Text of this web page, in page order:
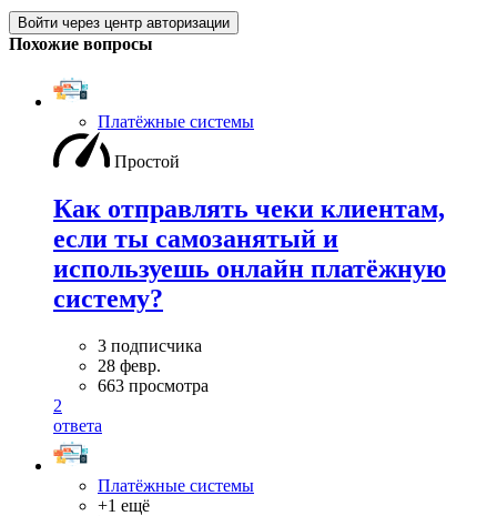
Войти через центр авторизации
Похожие вопросы
Платёжные системы
Простой
Как отправлять чеки клиентам,
если ты самозанятый и
используешь онлайн платёжную
систему?
3 подписчика
28 февр.
663 просмотра
2
ответа
Платёжные системы
+1 ещё